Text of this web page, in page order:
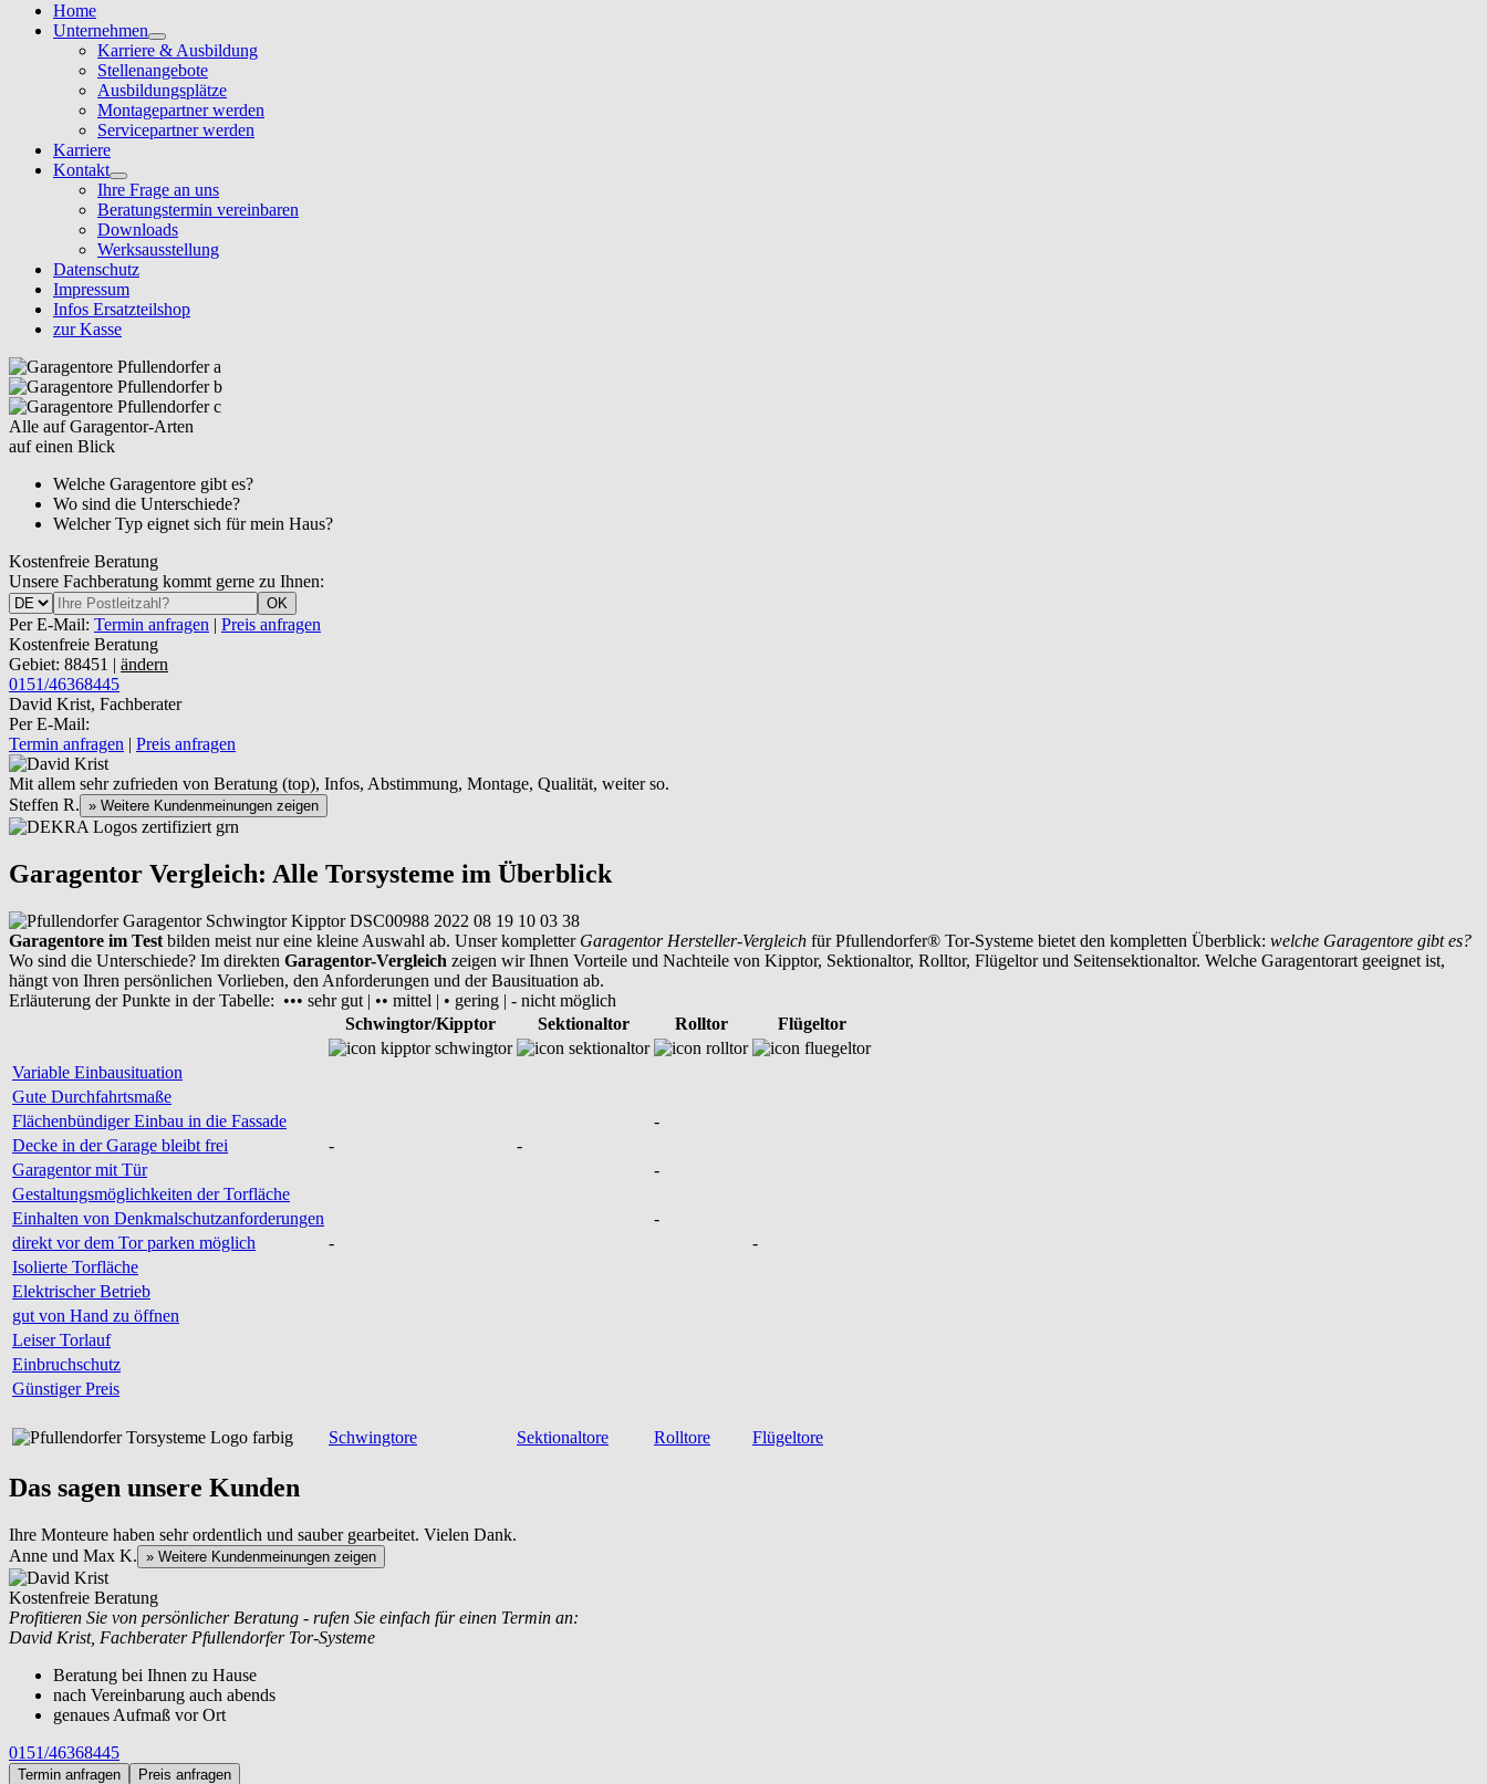
Home
Unternehmen
Karriere & Ausbildung
Stellenangebote
Ausbildungsplätze
Montagepartner werden
Servicepartner werden
Karriere
Kontakt
Ihre Frage an uns
Beratungstermin vereinbaren
Downloads
Werksausstellung
Datenschutz
Impressum
Infos Ersatzteilshop
zur Kasse
Alle auf Garagentor-Arten
auf einen Blick
Welche Garagentore gibt es?
Wo sind die Unterschiede?
Welcher Typ eignet sich für mein Haus?
Kostenfreie Beratung
Unsere Fachberatung kommt gerne zu Ihnen:
OK
Per E-Mail: Termin anfragen | Preis anfragen
Kostenfreie Beratung
Gebiet: 88451 | ändern
0151/46368445
David Krist, Fachberater
Per E-Mail:
Termin anfragen | Preis anfragen
Mit allem sehr zufrieden von Beratung (top), Infos, Abstimmung, Montage, Qualität, weiter so.
Steffen R. » Weitere Kundenmeinungen zeigen
Garagentor Vergleich: Alle Torsysteme im Überblick
Garagentore im Test bilden meist nur eine kleine Auswahl ab. Unser kompletter Garagentor Hersteller-Vergleich für Pfullendorfer® Tor-Systeme bietet den kompletten Überblick: welche Garagentore gibt es?
Wo sind die Unterschiede? Im direkten Garagentor-Vergleich zeigen wir Ihnen Vorteile und Nachteile von Kipptor, Sektionaltor, Rolltor, Flügeltor und Seitensektionaltor. Welche Garagentorart geeignet ist,
hängt von Ihren persönlichen Vorlieben, den Anforderungen und der Bausituation ab.
Erläuterung der Punkte in der Tabelle: ••• sehr gut | •• mittel | • gering | - nicht möglich
Schwingtor/Kipptor
Sektionaltor Rolltor Flügeltor
Variable Einbausituation
Gute Durchfahrtsmaße
Flächenbündiger Einbau in die Fassade
-
Decke in der Garage bleibt frei
-
-
Garagentor mit Tür
-
Gestaltungsmöglichkeiten der Torfläche
Einhalten von Denkmalschutzanforderungen
-
direkt vor dem Tor parken möglich
-
-
Isolierte Torfläche
Elektrischer Betrieb
gut von Hand zu öffnen
Leiser Torlauf
Einbruchschutz
Günstiger Preis
Schwingtore Sektionaltore Rolltore Flügeltore
Das sagen unsere Kunden
Ihre Monteure haben sehr ordentlich und sauber gearbeitet. Vielen Dank.
Anne und Max K. » Weitere Kundenmeinungen zeigen
Kostenfreie Beratung
Profitieren Sie von persönlicher Beratung - rufen Sie einfach für einen Termin an:
David Krist, Fachberater Pfullendorfer Tor-Systeme
Beratung bei Ihnen zu Hause
nach Vereinbarung auch abends
genaues Aufmaß vor Ort
0151/46368445
Termin anfragen Preis anfragen